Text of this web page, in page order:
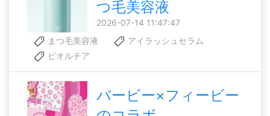
つ毛美容液
2026-07-14 11:47:47
まつ毛美容液
アイラッシュセラム
ビオルチア
バービー×フィービー